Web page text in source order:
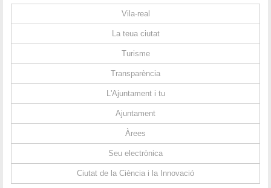
Vila-real
La teua ciutat
Turisme
Transparència
L'Ajuntament i tu
Ajuntament
Àrees
Seu electrònica
Ciutat de la Ciència i la Innovació